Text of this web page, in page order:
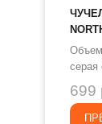
серая
699